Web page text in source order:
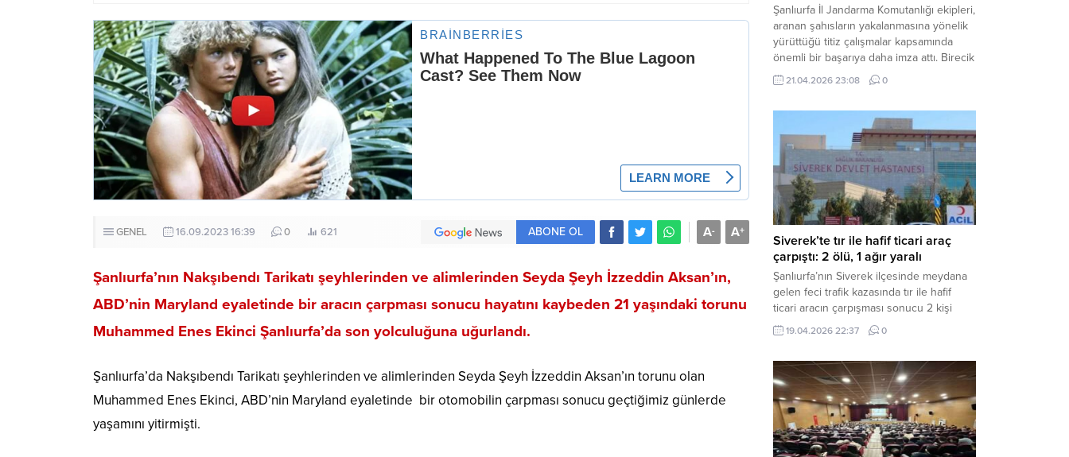
GENEL 16.09.2023 16:39 0 621 A+
A-
ABONE OL
Şanlıurfa’nın Nakşıbendı Tarikatı şeyhlerinden ve alimlerinden Seyda Şeyh İzzeddin Aksan’ın,
ABD’nin Maryland eyaletinde bir aracın çarpması sonucu hayatını kaybeden 21 yaşındaki torunu
Muhammed Enes Ekinci Şanlıurfa’da son yolculuğuna uğurlandı.
Şanlıurfa’da Nakşıbendı Tarikatı şeyhlerinden ve alimlerinden Seyda Şeyh İzzeddin Aksan’ın torunu olan
Muhammed Enes Ekinci, ABD’nin Maryland eyaletinde bir otomobilin çarpması sonucu geçtiğimiz günlerde
yaşamını yitirmişti.
Şanlıurfa İl Jandarma Komutanlığı ekipleri,
aranan şahısların yakalanmasına yönelik
yürüttüğü titiz çalışmalar kapsamında
önemli bir başarıya daha imza attı. Birecik
ilçesinde düzenlenen operasyonla,
hakkında kesinleşmiş hapis cezası
teslim edildi. Haber Merkezi – Şanlıurfa
Valiliği İl Basın ve Halkla İlişkiler
Müdürlüğü tarafından yapılan açıklamaya
göre; İl...
21.04.2026 23:08 0
Siverek’te tır ile hafif ticari araç
çarpıştı: 2 ölü, 1 ağır yaralı
Şanlıurfa’nın Siverek ilçesinde meydana
gelen feci trafik kazasında tır ile hafif
ticari aracın çarpışması sonucu 2 kişi
yaşamını yitirdi, 1 kişi ise ağır yaralandı.
Haber Merkezi – Siverek-Adıyaman kara
çarpışması sonucu meydana gelen
kazada can pazarı yaşandı. Kafa Kafaya
Çarpıştılar Edinilen bilgilere göre,
Hüseyin Çelik (29)...
19.04.2026 22:37 0